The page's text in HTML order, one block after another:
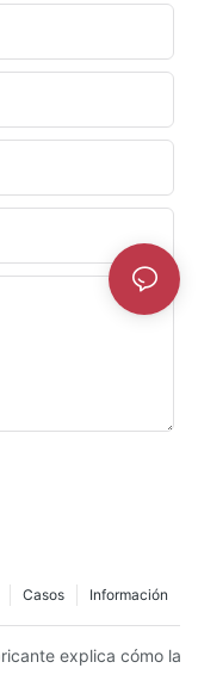
Información
Casos
el hogar para aliviar
explica cómo la